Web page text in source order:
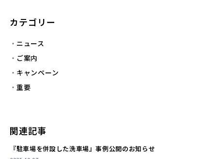
カテゴリー
ニュース
ご案内
キャンペーン
重要
関連記事
『駐車場を併設した洗車場』事例公開のお知らせ